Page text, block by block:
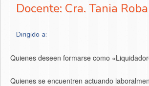
Docente: Cra. Tania
Dirigido a:
Quienes deseen formarse como
Quienes se encuentren actuando